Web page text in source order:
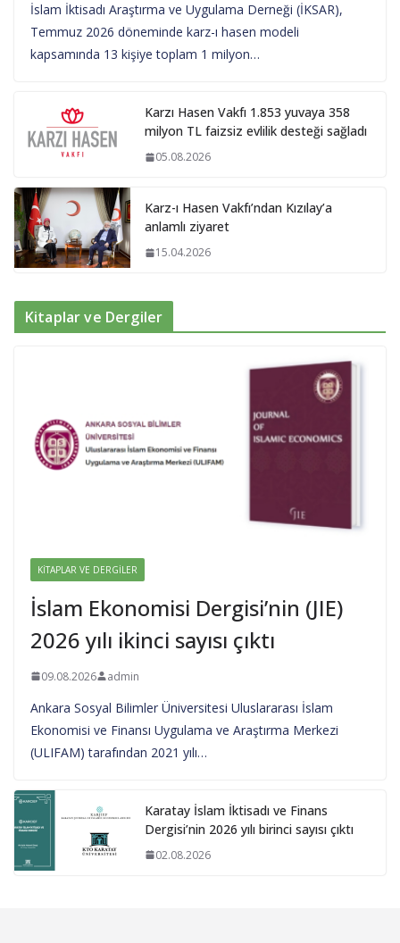
İslam İktisadı Araştırma ve Uygulama Derneği (İKSAR),
Temmuz 2026 döneminde karz-ı hasen modeli
kapsamında 13 kişiye toplam 1 milyon…
Karzı Hasen Vakfı 1.853 yuvaya 358
milyon TL faizsiz evlilik desteği sağladı
05.08.2026
Karz-ı Hasen Vakfı’ndan Kızılay’a
anlamlı ziyaret
15.04.2026
Kitaplar ve Dergiler
KITAPLAR VE DERGILER
İslam Ekonomisi Dergisi’nin (JIE)
2026 yılı ikinci sayısı çıktı
09.08.2026 admin
Ankara Sosyal Bilimler Üniversitesi Uluslararası İslam
Ekonomisi ve Finansı Uygulama ve Araştırma Merkezi
(ULIFAM) tarafından 2021 yılı…
Karatay İslam İktisadı ve Finans
Dergisi’nin 2026 yılı birinci sayısı çıktı
02.08.2026